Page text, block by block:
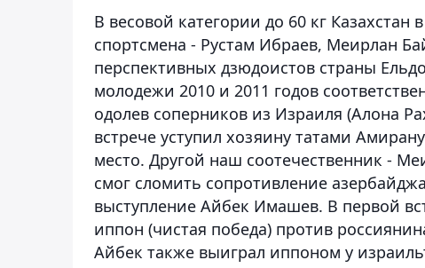
В весовой категории до 60 кг
спортсмена - Рустам Ибраев, Меирлан
перспективных дзюдоистов страны
молодежи 2010 и 2011 годов
одолев соперников из Израиля (Алона
встрече уступил хозяину татами
место. Другой наш соотечественник -
смог сломить сопротивление
выступление Айбек Имашев. В первой
иппон (чистая победа) против
Айбек также выиграл иппоном у